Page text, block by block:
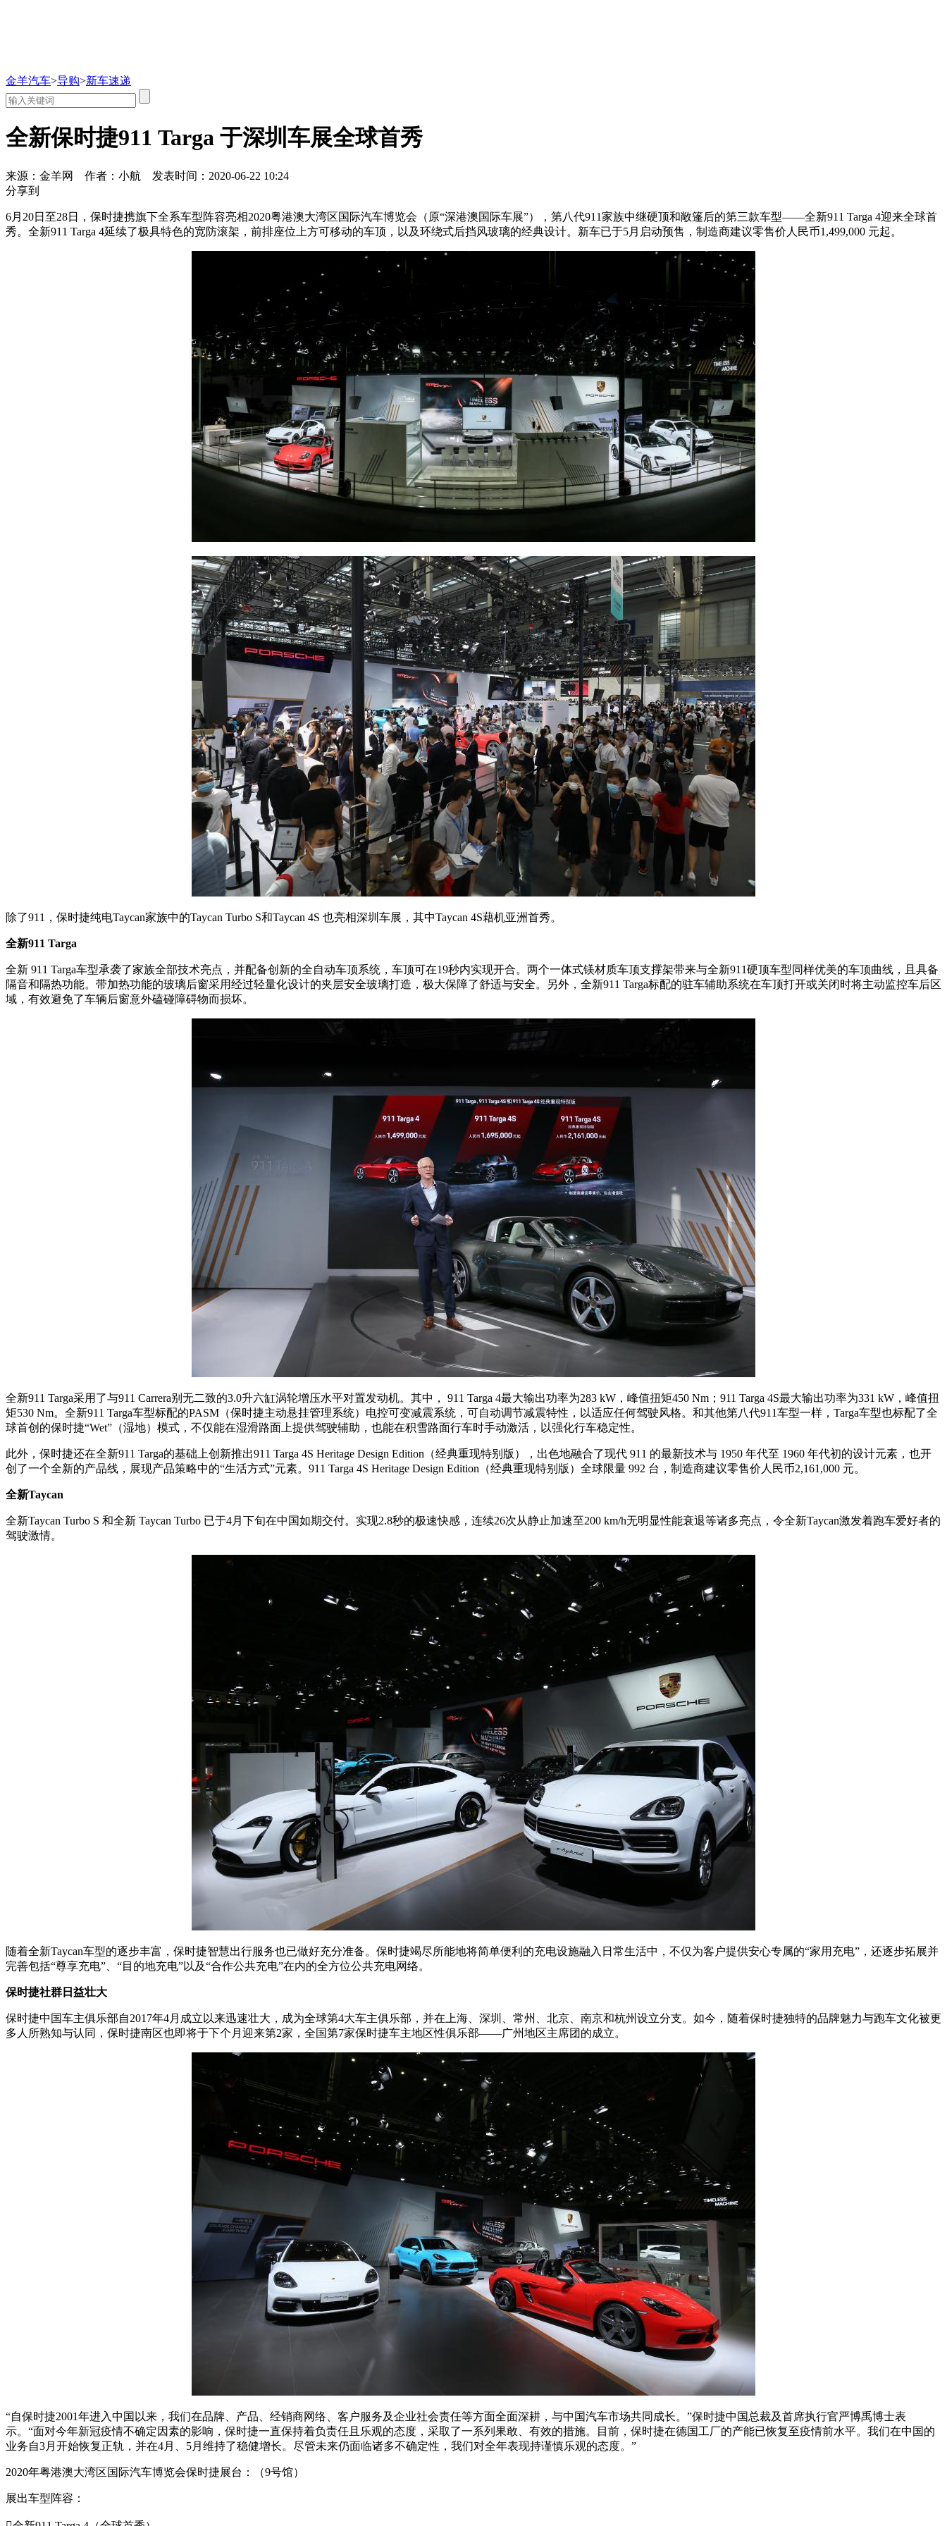
金羊汽车>导购>新车速递
全新保时捷911 Targa 于深圳车展全球首秀
来源：金羊网 作者：小航
发表时间：2020-06-22 10:24
分享到
6月20日至28日，保时捷携旗下全系车型阵容亮相2020粤港澳大湾区国际汽车博览会（原“深港澳国际车展”），第八代911家族中继硬顶和敞篷后的第三款车型——全新911 Targa 4迎来全球首
秀。全新911 Targa 4延续了极具特色的宽防滚架，前排座位上方可移动的车顶，以及环绕式后挡风玻璃的经典设计。新车已于5月启动预售，制造商建议零售价人民币1,499,000 元起。
除了911，保时捷纯电Taycan家族中的Taycan Turbo S和Taycan 4S 也亮相深圳车展，其中Taycan 4S藉机亚洲首秀。
全新911 Targa
全新 911 Targa车型承袭了家族全部技术亮点，并配备创新的全自动车顶系统，车顶可在19秒内实现开合。两个一体式镁材质车顶支撑架带来与全新911硬顶车型同样优美的车顶曲线，且具备
隔音和隔热功能。带加热功能的玻璃后窗采用经过轻量化设计的夹层安全玻璃打造，极大保障了舒适与安全。另外，全新911 Targa标配的驻车辅助系统在车顶打开或关闭时将主动监控车后区
域，有效避免了车辆后窗意外磕碰障碍物而损坏。
全新911 Targa采用了与911 Carrera别无二致的3.0升六缸涡轮增压水平对置发动机。其中， 911 Targa 4最大输出功率为283 kW，峰值扭矩450 Nm；911 Targa 4S最大输出功率为331 kW，峰值扭
矩530 Nm。全新911 Targa车型标配的PASM（保时捷主动悬挂管理系统）电控可变减震系统，可自动调节减震特性，以适应任何驾驶风格。和其他第八代911车型一样，Targa车型也标配了全
球首创的保时捷“Wet”（湿地）模式，不仅能在湿滑路面上提供驾驶辅助，也能在积雪路面行车时手动激活，以强化行车稳定性。
此外，保时捷还在全新911 Targa的基础上创新推出911 Targa 4S Heritage Design Edition（经典重现特别版），出色地融合了现代 911 的最新技术与 1950 年代至 1960 年代初的设计元素，也开
创了一个全新的产品线，展现产品策略中的“生活方式”元素。911 Targa 4S Heritage Design Edition（经典重现特别版）全球限量 992 台，制造商建议零售价人民币2,161,000 元。
全新Taycan
全新Taycan Turbo S 和全新 Taycan Turbo 已于4月下旬在中国如期交付。实现2.8秒的极速快感，连续26次从静止加速至200 km/h无明显性能衰退等诸多亮点，令全新Taycan激发着跑车爱好者的
驾驶激情。
随着全新Taycan车型的逐步丰富，保时捷智慧出行服务也已做好充分准备。保时捷竭尽所能地将简单便利的充电设施融入日常生活中，不仅为客户提供安心专属的“家用充电”，还逐步拓展并
完善包括“尊享充电”、“目的地充电”以及“合作公共充电”在内的全方位公共充电网络。
保时捷社群日益壮大
保时捷中国车主俱乐部自2017年4月成立以来迅速壮大，成为全球第4大车主俱乐部，并在上海、深圳、常州、北京、南京和杭州设立分支。如今，随着保时捷独特的品牌魅力与跑车文化被更
多人所熟知与认同，保时捷南区也即将于下个月迎来第2家，全国第7家保时捷车主地区性俱乐部——广州地区主席团的成立。
“自保时捷2001年进入中国以来，我们在品牌、产品、经销商网络、客户服务及企业社会责任等方面全面深耕，与中国汽车市场共同成长。”保时捷中国总裁及首席执行官严博禹博士表
示。“面对今年新冠疫情不确定因素的影响，保时捷一直保持着负责任且乐观的态度，采取了一系列果敢、有效的措施。目前，保时捷在德国工厂的产能已恢复至疫情前水平。我们在中国的
业务自3月开始恢复正轨，并在4月、5月维持了稳健增长。尽管未来仍面临诸多不确定性，我们对全年表现持谨慎乐观的态度。”
2020年粤港澳大湾区国际汽车博览会保时捷展台：（9号馆）
展出车型阵容：